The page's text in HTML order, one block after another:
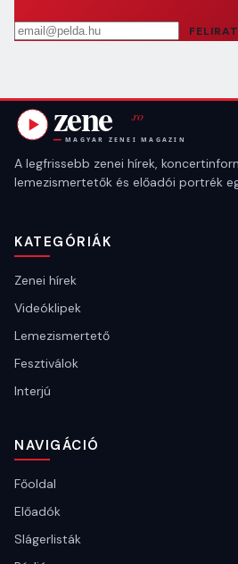
Email cím
A legfrissebb zenei hírek,
lemezismertetők és előadói portrék
KATEGÓRIÁK
Zenei hírek
Videóklipek
Lemezismertető
Fesztiválok
Interjú
NAVIGÁCIÓ
Főoldal
Előadók
Slágerlisták